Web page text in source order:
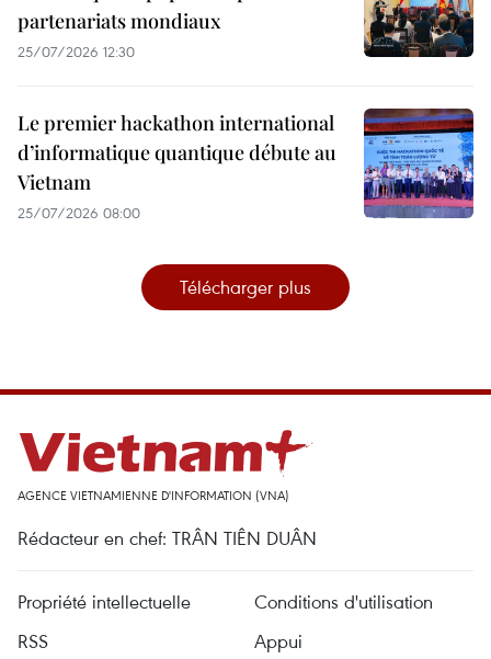
partenariats mondiaux
25/07/2026 12:30
Le premier hackathon international
d’informatique quantique débute au
Vietnam
25/07/2026 08:00
Télécharger plus
AGENCE VIETNAMIENNE D'INFORMATION (VNA)
Rédacteur en chef: TRÂN TIÊN DUÂN
Propriété intellectuelle
Conditions d'utilisation
RSS
Appui